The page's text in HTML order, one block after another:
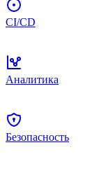
CI/CD
Аналитика
Безопасность